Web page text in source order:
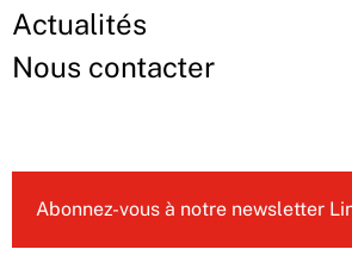
Actualités
Nous contacter
Abonnez-vous à notre newsletter